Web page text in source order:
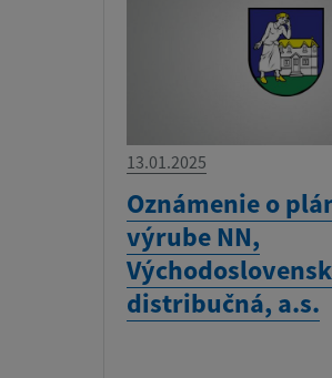
13.01.2025
Oznámenie o
výrube NN,
distribučná, a.s.